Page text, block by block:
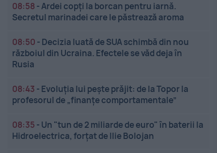
08:58 -Ardei copți la borcan pentru iarnă.
Secretul marinadei care le păstrează aroma
08:50 - Decizia luată de SUA schimbă din nou
războiul din Ucraina. Efectele se văd deja în
Rusia
08:43 - Evoluția lui pește prăjit: de la Topor la
profesorul de „finanțe comportamentale”
08:35 - Un "tun de 2 miliarde de euro" în baterii la
Hidroelectrica, forțat de Ilie Bolojan